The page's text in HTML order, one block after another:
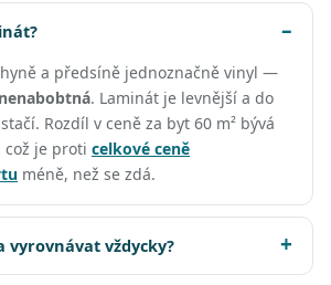
a předsíně jednoznačně vinyl —
. Laminát je levnější a do
Rozdíl v ceně za byt 60 m² bývá
což je proti celkové ceně
méně, než se zdá.
vyrovnávat vždycky?